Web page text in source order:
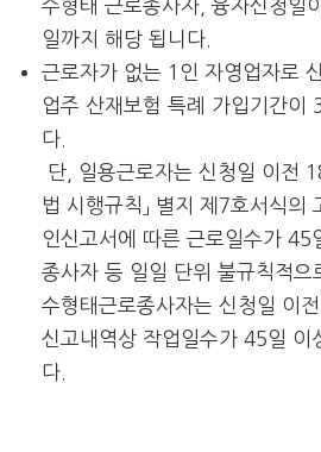
수형태 근로종사자, 융자신청일
일까지 해당 됩니다.
근로자가 없는 1인 자영업자로
업주 산재보험 특례 가입기간이
다.
단, 일용근로자는 신청일 이전
법 시행규칙」 별지 제7호서식의
인신고서에 따른 근로일수가 45
종사자 등 일일 단위 불규칙적으
수형태근로종사자는 신청일 이
신고내역상 작업일수가 45일 이
다.